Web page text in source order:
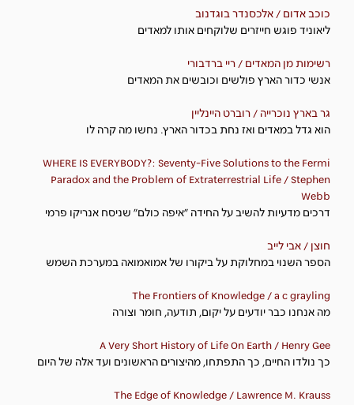
כוכב אדום / אלכסנדר בוגדנוב
ליאוניד פוגש חייזרים שלוקחים אותו למאדים
רשימות מן המאדים / ריי ברדבורי
אנשי כדור הארץ פולשים וכובשים את המאדים
גר בארץ נוכרייה / רוברט היינליין
הוא גדל במאדים ואז נחת בכדור הארץ. נחשו מה קרה לו
WHERE IS EVERYBODY?: Seventy-Five Solutions to the Fermi
Paradox and the Problem of Extraterrestrial Life / Stephen
Webb
דרכים מדעיות להשיב על החידה ״איפה כולם״ שניסח אנריקו פרמי
חוצן / אבי לייב
הספר השנוי במחלוקת על ביקורו של אמואמואה במערכת השמש
The Frontiers of Knowledge / a c grayling
מה אנחנו כבר יודעים על יקום, תודעה, חומר וצורה
A Very Short History of Life On Earth / Henry Gee
כך נולדו החיים, כך התפתחו, מהיצורים הראשונים ועד אלה של היום
The Edge of Knowledge / Lawrence M. Krauss